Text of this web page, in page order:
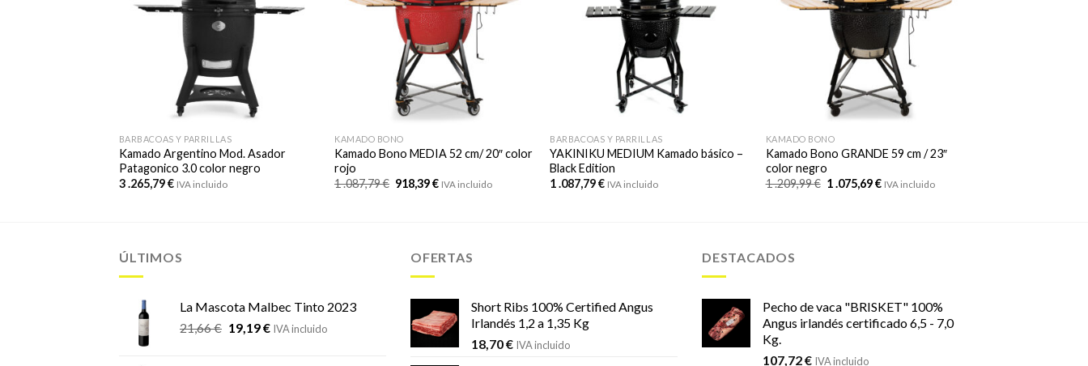
BARBACOAS Y PARRILLAS
Kamado Argentino Mod. Asador
Patagonico 3.0 color negro
3 .265,79€ IVA incluido
KAMADO BONO
Kamado Bono MEDIA 52 cm/ 20″ color
rojo
1 .087,79€ El
precio
918,39€ElIVA incluido
BARBACOAS Y PARRILLAS
YAKINIKU MEDIUM Kamado básico –
Black Edition
1 .087,79€ IVA incluido
KAMADO BONO
Kamado Bono GRANDE 59 cm / 23″
color negro
1 .209,99€ El
precio
1 .075,69€ElIVA incluido
ÚLTIMOS
La Mascota Malbec Tinto 2023
21,66€ El
19,19€ElIVA incluido
OFERTAS
Short Ribs 100% Certified Angus
Irlandés 1,2 a 1,35 Kg
18,70€ IVA incluido
DESTACADOS
Pecho de vaca "BRISKET" 100%
Angus irlandés certificado 6,5 - 7,0
Kg.
107,72€ IVA incluido